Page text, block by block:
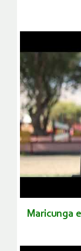
maricunga ecosistema amenazado, subtitulado